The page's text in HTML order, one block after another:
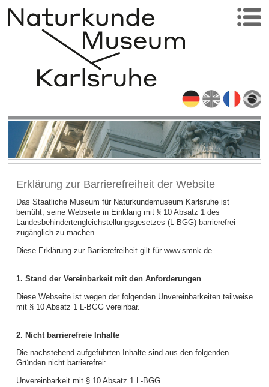
Erklärung zur Barrierefreiheit der Website
Das Staatliche Museum für Naturkundemuseum Karlsruhe ist
bemüht, seine Webseite in Einklang mit § 10 Absatz 1 des
Landesbehindertengleichstellungsgesetzes (L-BGG) barrierefrei
zugänglich zu machen.
Diese Erklärung zur Barrierefreiheit gilt für www.smnk.de.
1. Stand der Vereinbarkeit mit den Anforderungen
Diese Webseite ist wegen der folgenden Unvereinbarkeiten teilweise
mit § 10 Absatz 1 L-BGG vereinbar.
2. Nicht barrierefreie Inhalte
Die nachstehend aufgeführten Inhalte sind aus den folgenden
Gründen nicht barrierefrei:
Unvereinbarkeit mit § 10 Absatz 1 L-BGG